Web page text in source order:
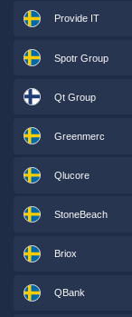
Provide IT
Spotr Group
Qt Group
Greenmerc
Qlucore
StoneBeach
Briox
QBank